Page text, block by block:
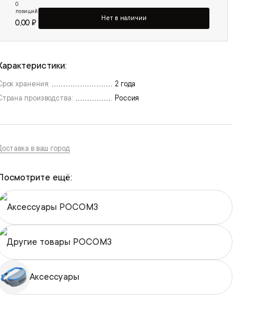
0
позиций
0,00 ₽
Нет в наличии
хранения:
2 года
производства:
Россия
в ваш город
ещё:
Аксессуары РОСОМЗ
Другие товары РОСОМЗ
Аксессуары